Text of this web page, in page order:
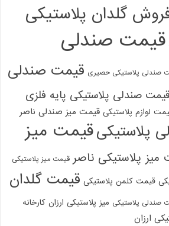
گلدان پلاستیکی
قیمت صندلی
صندلی پلاستیکی حصیری قیمت صندلی
قیمت صندلی پلاستیکی پایه فلزی
لوازم پلاستیکی قیمت میز صندلی ناصر
پلاستیکیقیمت میز
میز پلاستیکی ناصر قیمت میز پلاستیکی
قیمت کلمن پلاستیکی قیمت گلدان
صندلی پلاستیکی میز پلاستیکی ارزان کارخانه
ارزان